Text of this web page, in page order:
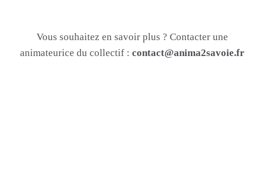
Vous souhaitez en savoir plus ? Contacter une
animateurice du collectif : contact@anima2savoie.fr